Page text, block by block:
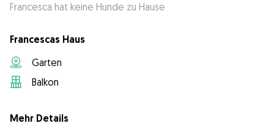
Francesca hat keine Hunde zu Hause
Francescas Haus
Garten
Balkon
Mehr Details